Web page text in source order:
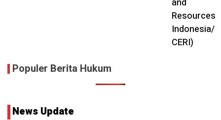
Populer Berita Hukum
News Update